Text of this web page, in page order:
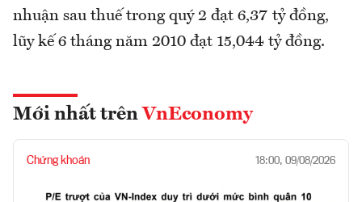
nhuận sau thuế trong quý 2 đạt 6,37 tỷ đồng,
lũy kế 6 tháng năm 2010 đạt 15,044 tỷ đồng.
Mới nhất trên VnEconomy
Chứng khoán 18:00, 09/08/2026